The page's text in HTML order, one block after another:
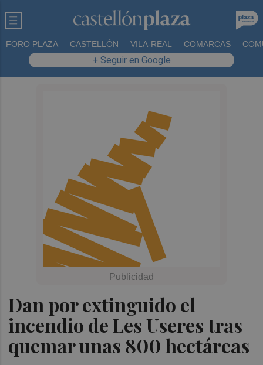
FORO PLAZA CASTELLÓN VILA-REAL COMARCAS
+ Seguir en Google
Dan por extinguido el
incendio de Les Useres tras
quemar unas 800 hectáreas